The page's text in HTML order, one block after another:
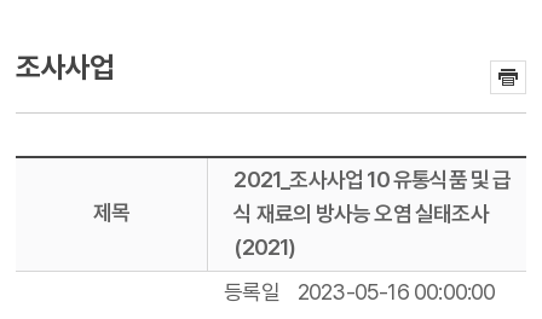
조사사업
제목
2021_조사사업 10 유통식품 및 급
식 재료의 방사능 오염 실태조사
(2021)
등록일
2023-05-16 00:00:00